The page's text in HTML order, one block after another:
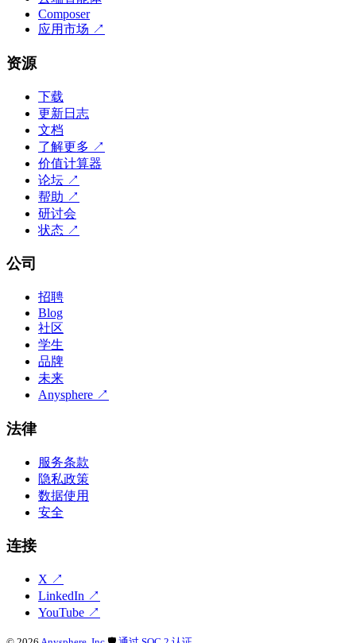
Composer
应用市场 ↗
资源
下载
更新日志
文档
了解更多 ↗
价值计算器
论坛 ↗
帮助 ↗
研讨会
状态 ↗
公司
招聘
Blog
社区
学生
品牌
未来
Anysphere ↗
法律
服务条款
隐私政策
数据使用
安全
连接
X ↗
LinkedIn ↗
YouTube ↗